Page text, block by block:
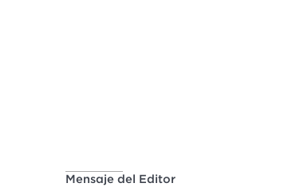
Mensaje del Editor